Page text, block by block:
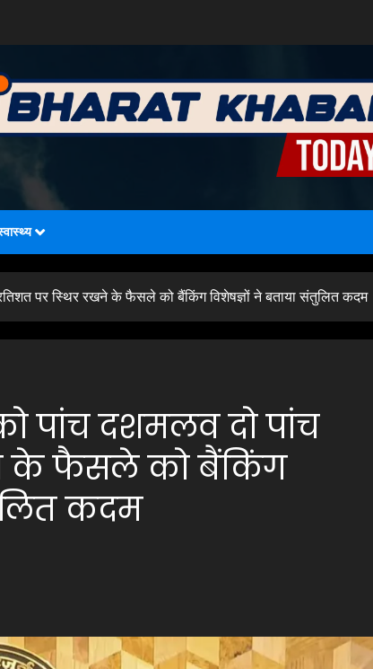
पर स्थिर रखने के फैसले को बैंकिंग विशेषज्ञों ने बताया संतुलित कदम
पांच दशमलव दो पांच
के फैसले को बैंकिंग
कदम